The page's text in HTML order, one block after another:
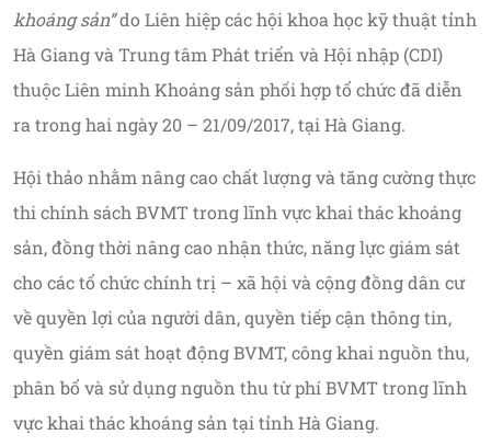
khoáng sản”do Liên hiệp các hội khoa học kỹ thuật tỉnh
Hà Giang và Trung tâm Phát triển và Hội nhập (CDI)
thuộc Liên minh Khoáng sản phối hợp tổ chức đã diễn
ra trong hai ngày 20 – 21/09/2017, tại Hà Giang.
Hội thảo nhằm nâng cao chất lượng và tăng cường thực
thi chính sách BVMT trong lĩnh vực khai thác khoáng
sản, đồng thời nâng cao nhận thức, năng lực giám sát
cho các tổ chức chính trị – xã hội và cộng đồng dân cư
về quyền lợi của người dân, quyền tiếp cận thông tin,
quyền giám sát hoạt động BVMT, công khai nguồn thu,
phân bổ và sử dụng nguồn thu từ phí BVMT trong lĩnh
vực khai thác khoáng sản tại tỉnh Hà Giang.